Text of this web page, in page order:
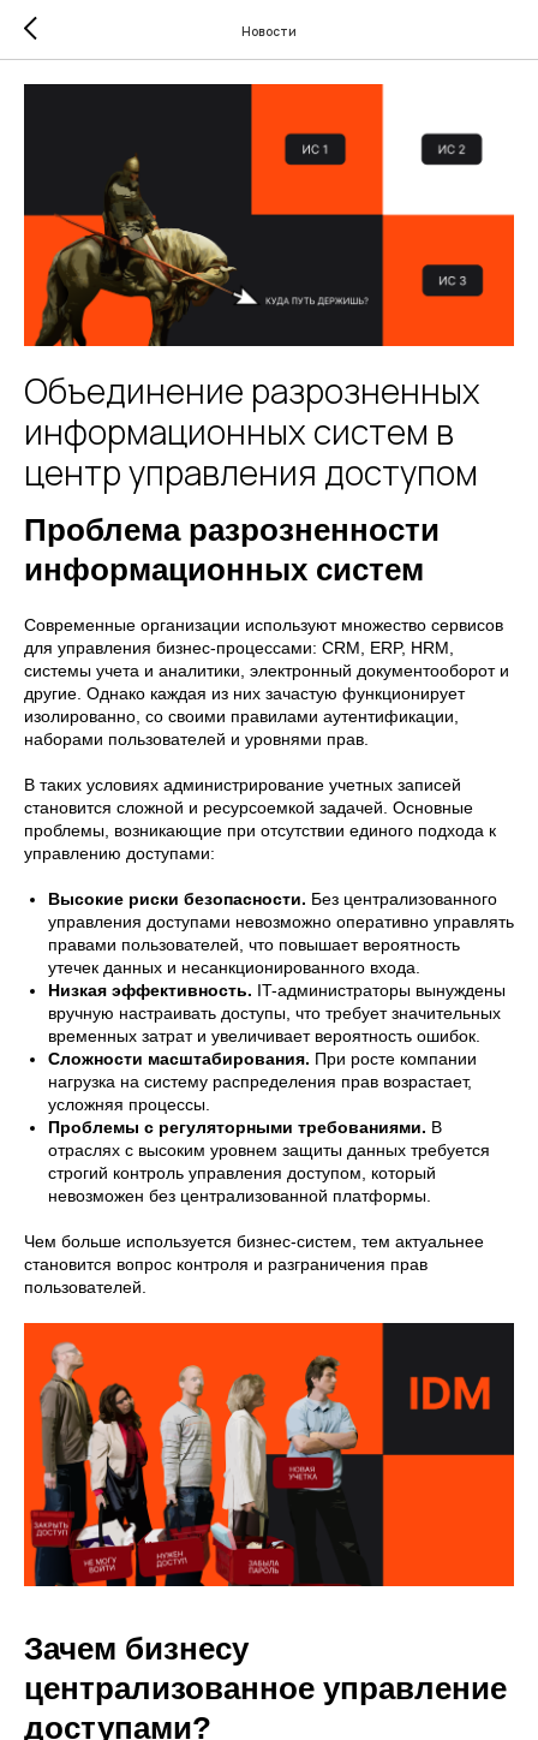
Новости
Объединение разрозненных
информационных систем в
центр управления доступом
Проблема разрозненности
информационных систем
Современные организации используют множество сервисов
для управления бизнес-процессами: CRM, ERP, HRM,
системы учета и аналитики, электронный документооборот и
другие. Однако каждая из них зачастую функционирует
изолированно, со своими правилами аутентификации,
наборами пользователей и уровнями прав.
В таких условиях администрирование учетных записей
становится сложной и ресурсоемкой задачей. Основные
проблемы, возникающие при отсутствии единого подхода к
управлению доступами:
Высокие риски безопасности. Без централизованного
управления доступами невозможно оперативно управлять
правами пользователей, что повышает вероятность
утечек данных и несанкционированного входа.
Низкая эффективность. IT-администраторы вынуждены
вручную настраивать доступы, что требует значительных
временных затрат и увеличивает вероятность ошибок.
Сложности масштабирования. При росте компании
нагрузка на систему распределения прав возрастает,
усложняя процессы.
Проблемы с регуляторными требованиями. В
отраслях с высоким уровнем защиты данных требуется
строгий контроль управления доступом, который
невозможен без централизованной платформы.
Чем больше используется бизнес-систем, тем актуальнее
становится вопрос контроля и разграничения прав
пользователей.
Зачем бизнесу
централизованное управление
доступами?